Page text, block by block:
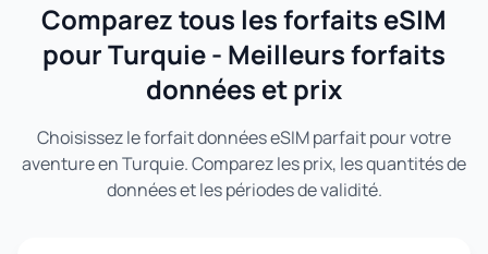
Comparez tous les forfaits eSIM
pour Turquie - Meilleurs forfaits
données et prix
Choisissez le forfait données eSIM parfait pour votre
aventure en Turquie. Comparez les prix, les quantités de
données et les périodes de validité.